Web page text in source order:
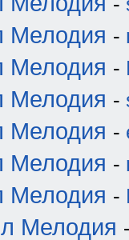
Мелодия -
Мелодия -
Мелодия -
Мелодия -
Мелодия -
Мелодия -
Мелодия